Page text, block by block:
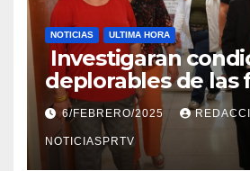
NOTICIAS ULTIMA HORA
Investigaran
deplorables de las
el Departamento
en Mayagüez
6/FEBRERO/2025
NOTICIASPRTV